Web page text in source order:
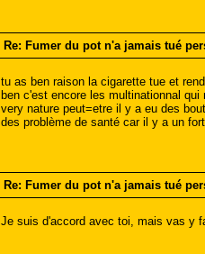
Re: Fumer du pot n'a jamais tué
tu as ben raison la cigarette tue et
ben c'est encore les multinationnal
very nature peut=etre il y a eu des
des problème de santé car il y a un
Re: Fumer du pot n'a jamais tué
Je suis d'accord avec toi, mais vas y